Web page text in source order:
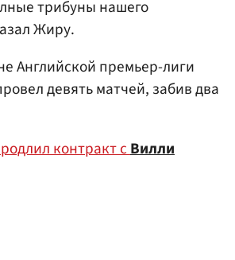
трибуны нашего
Жиру.
Английской премьер-лиги
девять матчей, забив два
контракт сВилли